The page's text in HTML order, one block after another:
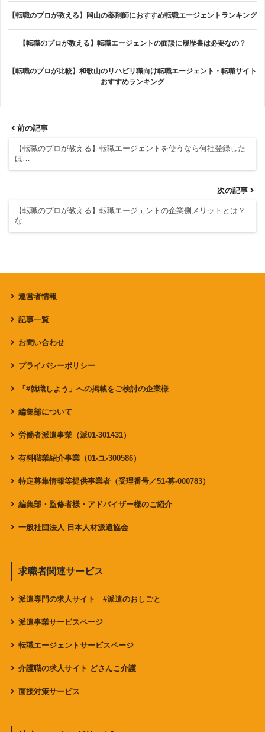
【転職のプロが教える】岡山の薬剤師におすすめ転職エージェントランキング
【転職のプロが教える】転職エージェントの面談に履歴書は必要なの？
【転職のプロが比較】和歌山のリハビリ職向け転職エージェント・転職サイト
おすすめランキング
前の記事
【転職のプロが教える】転職エージェントを使うなら何社登録した
ほ…
次の記事
【転職のプロが教える】転職エージェントの企業側メリットとは？
な…
運営者情報
記事一覧
お問い合わせ
プライバシーポリシー
「#就職しよう」への掲載をご検討の企業様
編集部について
労働者派遣事業（派01-301431）
有料職業紹介事業（01-ユ-300586）
特定募集情報等提供事業者（受理番号／51-募-000783）
編集部・監修者様・アドバイザー様のご紹介
一般社団法人 日本人材派遣協会
求職者関連サービス
派遣専門の求人サイト #派遣のおしごと
派遣事業サービスページ
転職エージェントサービスページ
介護職の求人サイト どさんこ介護
面接対策サービス